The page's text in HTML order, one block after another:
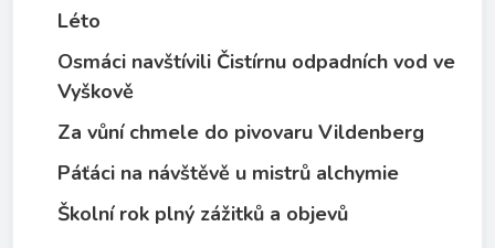
Léto
Osmáci navštívili Čistírnu odpadních vod ve
Vyškově
Za vůní chmele do pivovaru Vildenberg
Páťáci na návštěvě u mistrů alchymie
Školní rok plný zážitků a objevů